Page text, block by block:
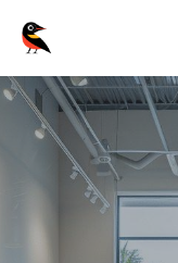
contenu